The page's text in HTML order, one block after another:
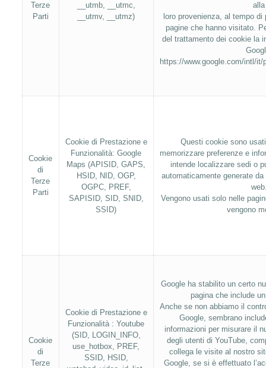
Terze
Parti
__utmb, __utmc,
__utmv, __utmz)
alla
loro provenienza, al tempo
pagine che hanno visitato.
del trattamento dei cookie la
https://www.google.com/intl/
Cookie
di
Terze
Parti
Cookie di Prestazione e
Funzionalità: Google
Maps (APISID, GAPS,
HSID, NID, OGP,
OGPC, PREF,
SAPISID, SID, SNID,
SSID)
Questi cookie sono
memorizzare preferenze e
intende localizzare sedi o
automaticamente generate
Vengono usati solo nelle
vengono
Cookie
di
Terze
Cookie di Prestazione e
Funzionalità : Youtube
(SID, LOGIN_INFO,
use_hotbox, PREF,
SSID, HSID,
Google ha stabilito un certo
pagina che include
Anche se non abbiamo il
Google, sembrano
informazioni per misurare il
degli utenti di YouTube,
collega le visite al nostro
Google, se si è effettuato